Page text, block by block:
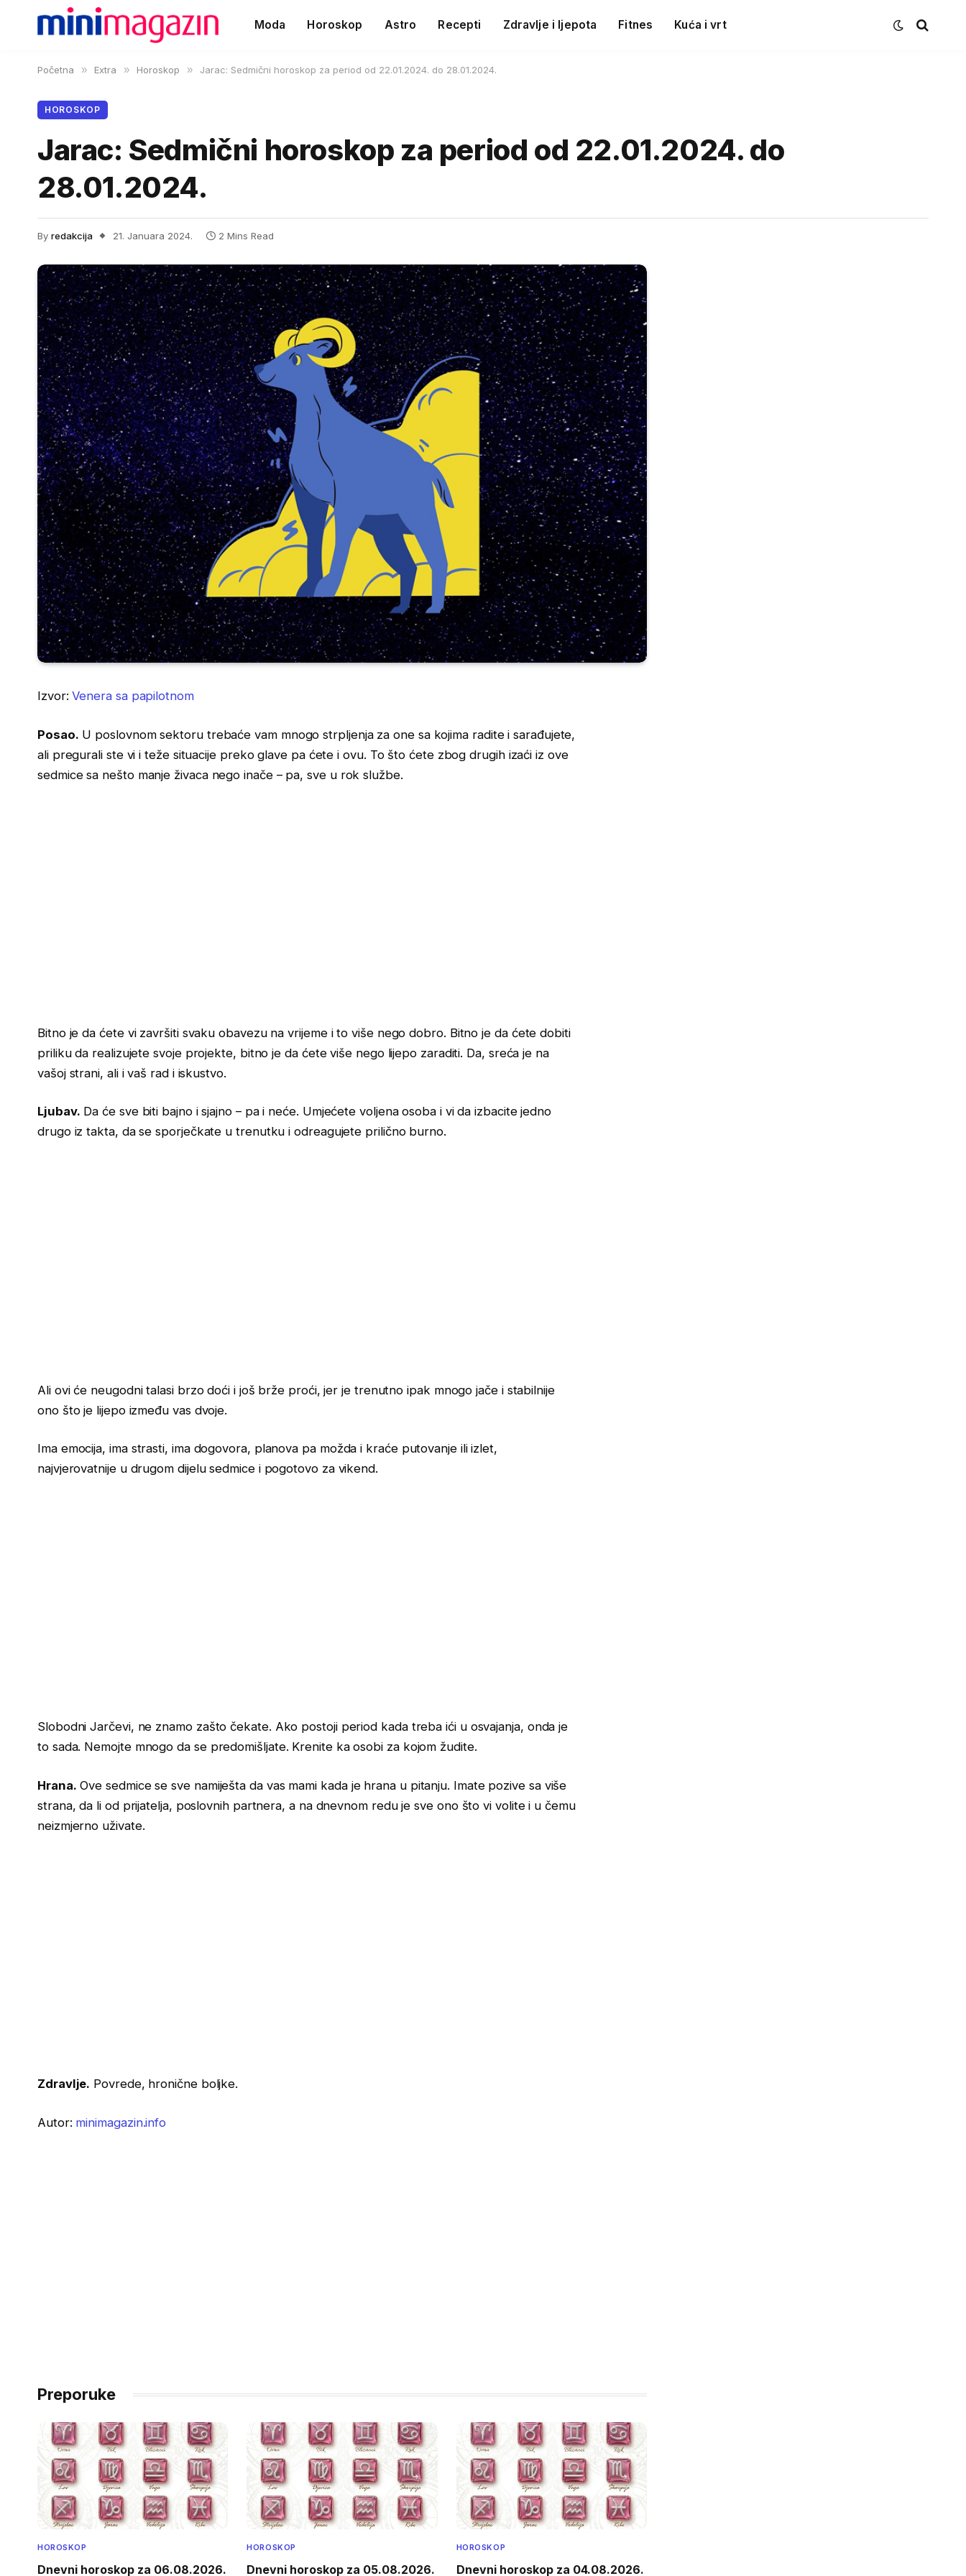
Moda Horoskop Astro Recepti Zdravlje i ljepota Fitnes Kuća i vrt
Početna » Extra » Horoskop » Jarac: Sedmični horoskop za period od 22.01.2024. do 28.01.2024.
HOROSKOP
Jarac: Sedmični horoskop za period od 22.01.2024. do
28.01.2024.
By redakcija 21. Januara 2024. 2 Mins Read
Izvor:Venera sa papilotnom
Posao. U poslovnom sektoru trebaće vam mnogo strpljenja za one sa kojima radite i sarađujete,
ali pregurali ste vi i teže situacije preko glave pa ćete i ovu. To što ćete zbog drugih izaći iz ove
sedmice sa nešto manje živaca nego inače – pa, sve u rok službe.
Bitno je da ćete vi završiti svaku obavezu na vrijeme i to više nego dobro. Bitno je da ćete dobiti
priliku da realizujete svoje projekte, bitno je da ćete više nego lijepo zaraditi. Da, sreća je na
vašoj strani, ali i vaš rad i iskustvo.
Ljubav. Da će sve biti bajno i sjajno – pa i neće. Umjećete voljena osoba i vi da izbacite jedno
drugo iz takta, da se sporječkate u trenutku i odreagujete prilično burno.
Ali ovi će neugodni talasi brzo doći i još brže proći, jer je trenutno ipak mnogo jače i stabilnije
ono što je lijepo između vas dvoje.
Ima emocija, ima strasti, ima dogovora, planova pa možda i kraće putovanje ili izlet,
najvjerovatnije u drugom dijelu sedmice i pogotovo za vikend.
Slobodni Jarčevi, ne znamo zašto čekate. Ako postoji period kada treba ići u osvajanja, onda je
to sada. Nemojte mnogo da se predomišljate. Krenite ka osobi za kojom žudite.
Hrana. Ove sedmice se sve namiješta da vas mami kada je hrana u pitanju. Imate pozive sa više
strana, da li od prijatelja, poslovnih partnera, a na dnevnom redu je sve ono što vi volite i u čemu
neizmjerno uživate.
Zdravlje. Povrede, hronične boljke.
Autor: minimagazin.info
Preporuke
HOROSKOP
Dnevni horoskop za 06.08.2026.
HOROSKOP
Dnevni horoskop za 05.08.2026.
HOROSKOP
Dnevni horoskop za 04.08.2026.